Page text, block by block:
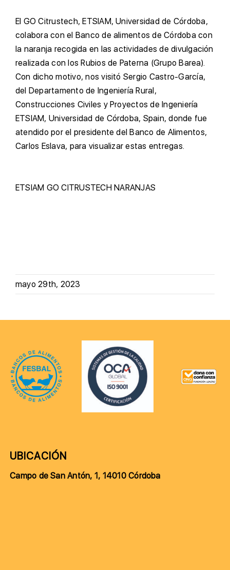
E l GO Citrustech, ETSIAM, Universidad de Córdoba,
colabora con el Banco de alimentos de Córdoba con
la naranja recogida en las actividades de divulgación
realizada con los Rubios de Paterna (Grupo Barea).
Con dicho motivo, nos visitó Sergio Castro-García,
del Departamento de Ingeniería Rural,
Construcciones Civiles y Proyectos de Ingeniería
ETSIAM, Universidad de Córdoba, Spain, donde fue
atendido por el presidente del Banco de Alimentos,
Carlos Eslava, para visualizar estas entregas.
ETSIAM GO CITRUSTECH NARANJAS
mayo 29th, 2023
UBICACIÓN
Campo de San Antón, 1, 14010 Córdoba